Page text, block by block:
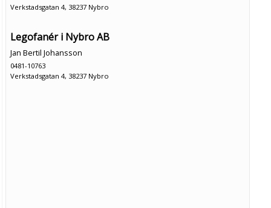
Verkstadsgatan 4, 38237 Nybro
Legofanér i Nybro AB
Jan Bertil Johansson
0481-10763
Verkstadsgatan 4, 38237 Nybro